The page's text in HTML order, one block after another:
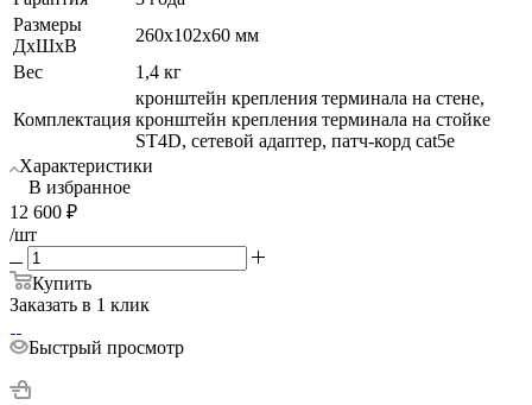
Размеры
ДхШхВ
260x102x60 мм
Вес
1,4 кг
Комплектация
кронштейн крепления терминала на стене,
кронштейн крепления терминала на стойке
ST4D, сетевой адаптер, патч-корд cat5е
Характеристики
В избранное
12 600 ₽
/шт
Купить
Заказать в 1 клик
Быстрый просмотр